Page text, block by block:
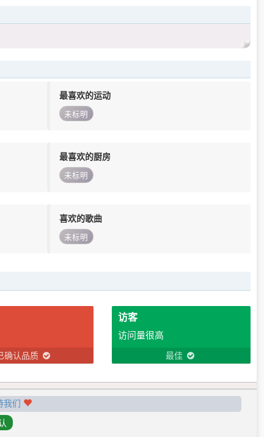
最喜欢的运动
未标明
最喜欢的厨房
未标明
喜欢的歌曲
未标明
确认品质
访客
访问量很高
最佳
我们